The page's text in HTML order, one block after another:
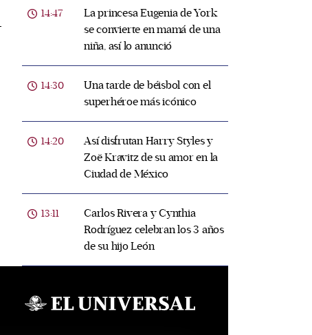
14:47
La princesa Eugenia de York
se convierte en mamá de una
niña, así lo anunció
14:30
Una tarde de béisbol con el
superhéroe más icónico
14:20
Así disfrutan Harry Styles y
Zoë Kravitz de su amor en la
Ciudad de México
13:11
Carlos Rivera y Cynthia
Rodríguez celebran los 3 años
de su hijo León